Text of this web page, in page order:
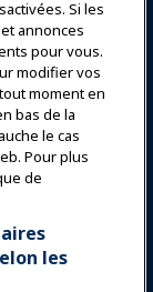
Si les
annonces
pour vous.
modifier vos
moment en
bas de la
le cas
Pour plus
de
les